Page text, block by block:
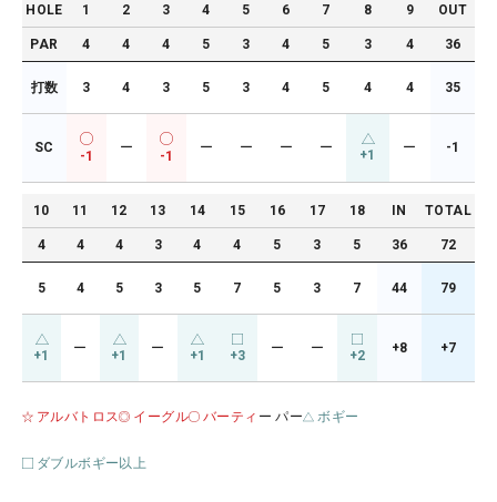
HOLE 1 2 3 4 5 6 7 8 9 OUT
PAR 4 4 4 5 3 4 5 3 4 36
打数 3 4 3 5 3 4 5 4 4 35
SC
-1
ー
-1
ー ー ー ー +1 ー -1
10 11 12 13 14 15 16 17 18 IN TOTAL
4 4 4 3 4 4 5 3 5 36 72
5 4 5 3 5 7 5 3 7 44 79
+1 ー +1 ー +1 +3 ー ー +2 +8 +7
アルバトロス イーグル バーティ ー パー ボギー
ダブルボギー以上